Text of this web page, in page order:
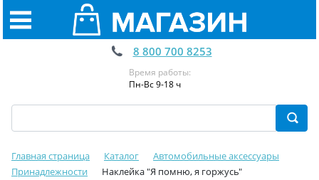
8 800 700 8253
Время работы:
Пн-Вс 9-18 ч
Главная страница Каталог
Автомобильные аксессуары
Принадлежности
Наклейка "Я помню, я горжусь"